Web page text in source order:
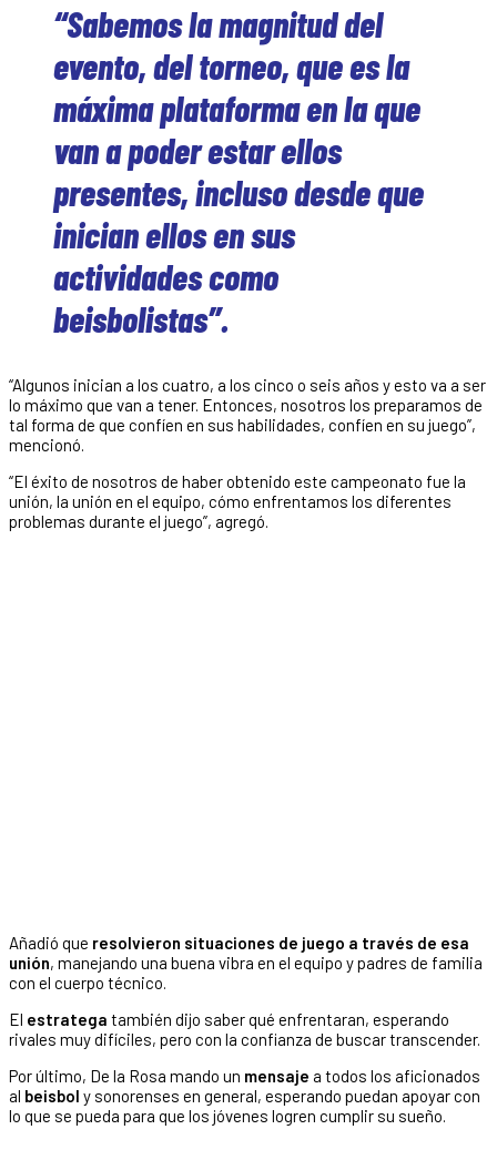
“Sabemos la magnitud del
evento, del torneo, que es la
máxima plataforma en la que
van a poder estar ellos
presentes, incluso desde que
inician ellos en sus
actividades como
beisbolistas”.
“Algunos inician a los cuatro, a los cinco o seis años y esto va a ser
lo máximo que van a tener. Entonces, nosotros los preparamos de
tal forma de que confíen en sus habilidades, confíen en su juego”,
mencionó.
“El éxito de nosotros de haber obtenido este campeonato fue la
unión, la unión en el equipo, cómo enfrentamos los diferentes
problemas durante el juego”, agregó.
Añadió que resolvieron situaciones de juego a través de esa
unión, manejando una buena vibra en el equipo y padres de familia
con el cuerpo técnico.
El estratega también dijo saber qué enfrentaran, esperando
rivales muy difíciles, pero con la confianza de buscar transcender.
Por último, De la Rosa mando un mensaje a todos los aficionados
al beisbol y sonorenses en general, esperando puedan apoyar con
lo que se pueda para que los jóvenes logren cumplir su sueño.